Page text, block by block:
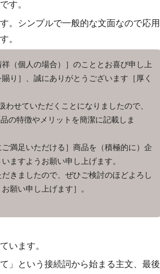
す。
。シンプルで一般的な文面なので応用
。
（個人の場合）］のこととお喜び申し上
り］、誠にありがとうございます［厚く
ていただくことになりましたので、
の特徴やメリットを簡潔に記載しま
満足いただける］商品を（積極的に）企
ますようお願い申し上げます。
きましたので、ぜひご検討のほどよろし
願い申し上げます］。
います。
」という接続詞から始まる主文、最後